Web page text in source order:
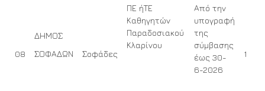
08
ΔΗΜΟΣ
ΣΟΦΑΔΩΝ
Σοφάδες
ΠΕ ήΤΕ
Καθηγητών
Παραδοσιακού
Κλαρίνου
Από την
υπογραφή
της
σύμβασης
έως 30-
6-2026
1